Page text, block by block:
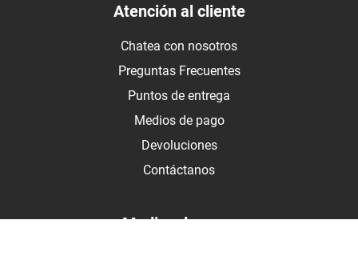
Atención al cliente
Chatea con nosotros
Preguntas Frecuentes
Puntos de entrega
Medios de pago
Devoluciones
Contáctanos
Medios de pago